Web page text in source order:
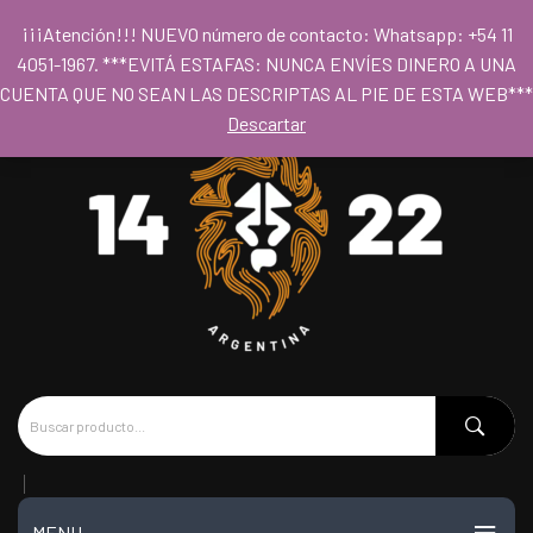
- Horario 09hs a 18hs
¡¡¡Atención!!! NUEVO número de contacto: Whatsapp: +54 11
4051-1967. ***EVITÁ ESTAFAS: NUNCA ENVÍES DINERO A UNA
CUENTA QUE NO SEAN LAS DESCRIPTAS AL PIE DE ESTA WEB***
Descartar